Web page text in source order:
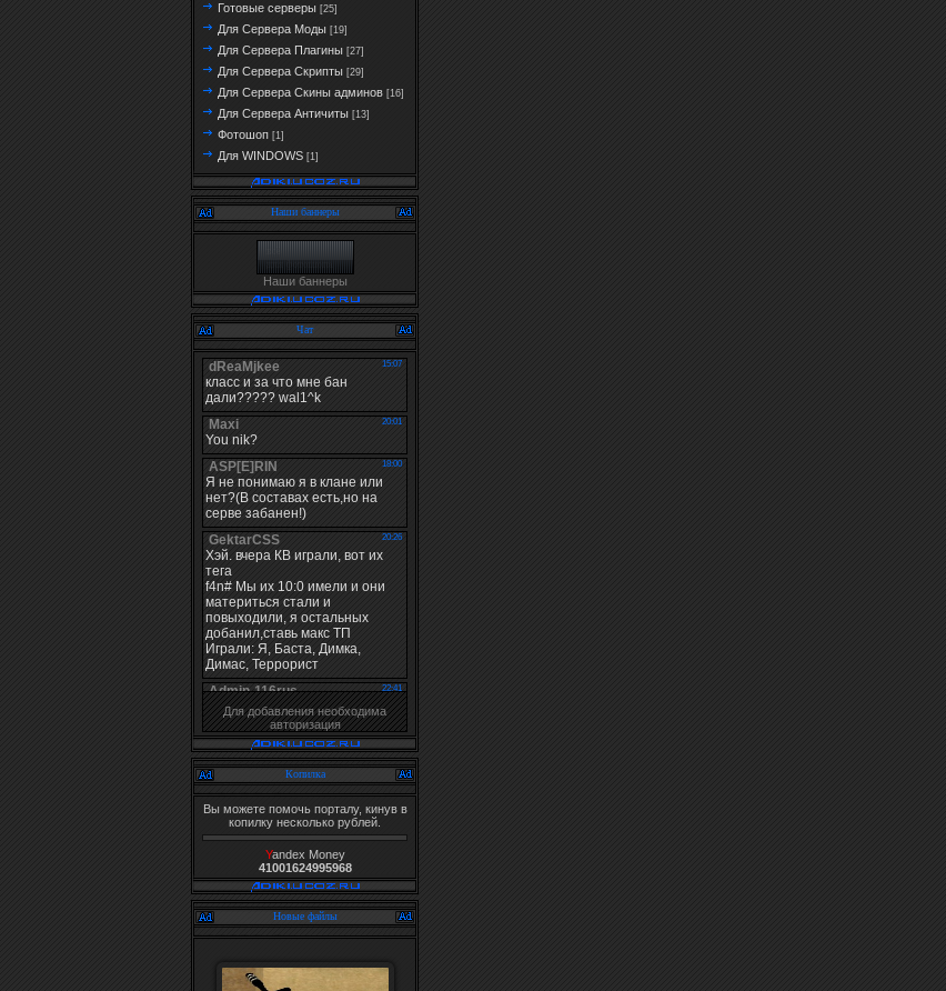
Готовые серверы [25]
Для Сервера Моды [19]
Для Сервера Плагины [27]
Для Сервера Скрипты [29]
Для Сервера Скины админов [16]
Для Сервера Античиты [13]
Фотошоп [1]
Для WINDOWS [1]
Наши баннеры
Наши баннеры
Чат
Для добавления необходима
авторизация
Копилка
Вы можете помочь порталу, кинув в
копилку несколько рублей.
Yandex Money
41001624995968
Новые файлы